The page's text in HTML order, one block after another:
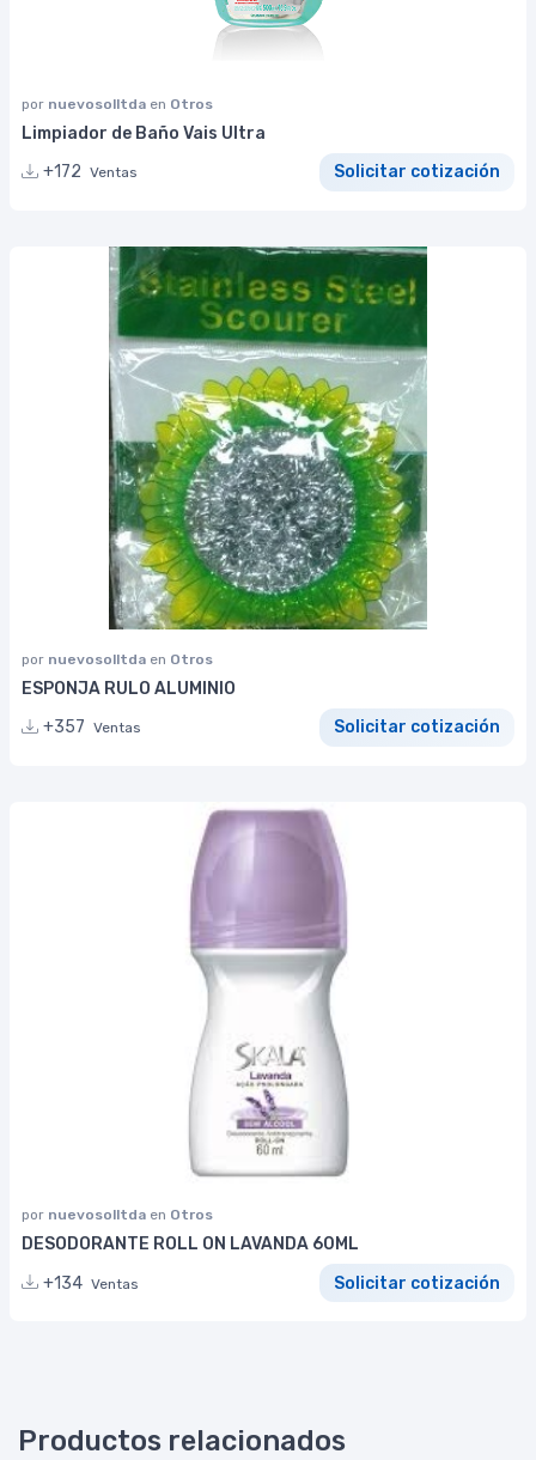
por nuevosolltda en Otros
Limpiador de Baño Vais Ultra
+172 Ventas Solicitar cotización
por nuevosolltda en Otros
ESPONJA RULO ALUMINIO
+357 Ventas Solicitar cotización
por nuevosolltda en Otros
DESODORANTE ROLL ON LAVANDA 60ML
+134 Ventas Solicitar cotización
Productos relacionados